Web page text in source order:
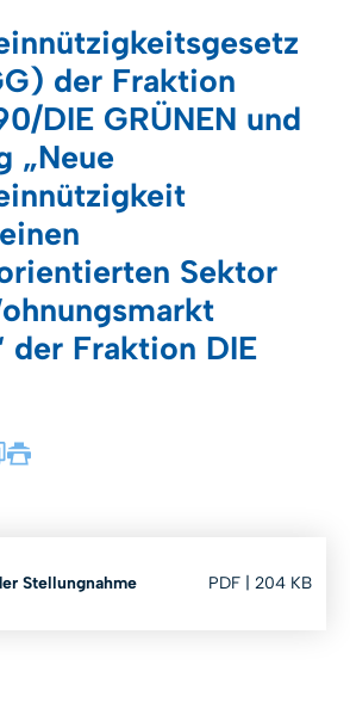
der Fraktion
DIE GRÜNEN und
„Neue
Sektor
der Fraktion DIE
Stellungnahme PDF | 204 KB